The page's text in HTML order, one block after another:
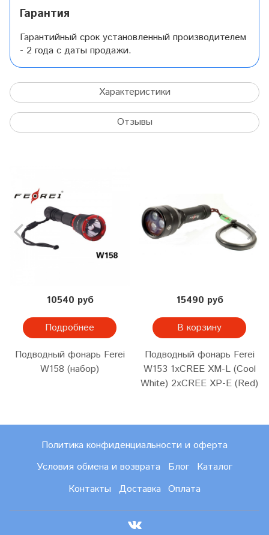
Гарантия
Гарантийный срок установленный производителем
- 2 года с даты продажи.
Характеристики
Отзывы
10540 руб
Подробнее
Подводный фонарь Ferei
W158 (набор)
15490 руб
В корзину
Подводный фонарь Ferei
W153 1хCREE XM-L (Cool
White) 2xCREE XP-E (Red)
Политика конфиденциальности и оферта
Условия обмена и возврата
Блог
Каталог
Контакты
Доставка Оплата